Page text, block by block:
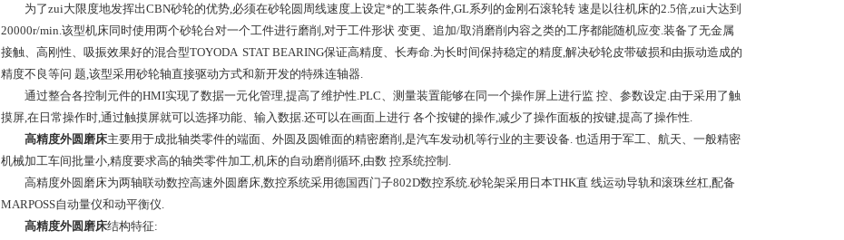
为了zui大限度地发挥出CBN砂轮的优势,必须在砂轮圆周线速度上设定*的工装条件,GL系列的金刚石滚轮转 速是以往机床的2.5倍,zui大达到
20000r/min.该型机床同时使用两个砂轮台对一个工件进行磨削,对于工件形状 变更、追加/取消磨削内容之类的工序都能随机应变.装备了无金属
接触、高刚性、吸振效果好的混合型TOYODA STAT BEARING保证高精度、长寿命.为长时间保持稳定的精度,解决砂轮皮带破损和由振动造成的
精度不良等问 题,该型采用砂轮轴直接驱动方式和新开发的特殊连轴器.
通过整合各控制元件的HMI实现了数据一元化管理,提高了维护性.PLC、测量装置能够在同一个操作屏上进行监 控、参数设定.由于采用了触
摸屏,在日常操作时,通过触摸屏就可以选择功能、输入数据.还可以在画面上进行 各个按键的操作,减少了操作面板的按键,提高了操作性.
高精度外圆磨床主要用于成批轴类零件的端面、外圆及圆锥面的精密磨削,是汽车发动机等行业的主要设备. 也适用于军工、航天、一般精密
机械加工车间批量小,精度要求高的轴类零件加工,机床的自动磨削循环,由数 控系统控制.
高精度外圆磨床为两轴联动数控高速外圆磨床,数控系统采用德国西门子802D数控系统.砂轮架采用日本THK直 线运动导轨和滚珠丝杠,配备
MARPOSS自动量仪和动平衡仪.
高精度外圆磨床结构特征: